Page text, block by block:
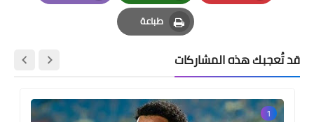
Pinterest
Whatsapp
Email
طباعة
Print
قد تُعجبك هذه المشاركات
1